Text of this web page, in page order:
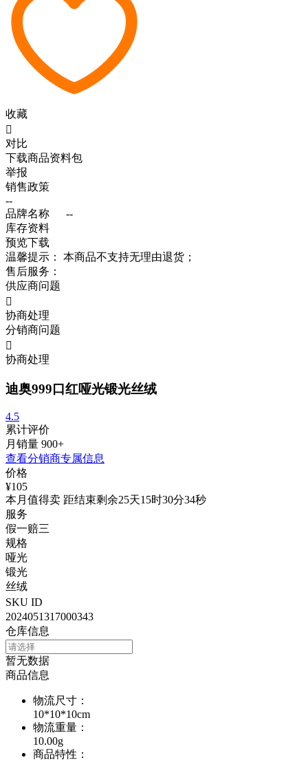
收藏

对比
下载商品资料包
举报
销售政策
--
品牌名称
--
库存资料
预览下载
温馨提示：
本商品不支持无理由退货；
售后服务：
供应商问题

协商处理
分销商问题

协商处理
迪奥999口红哑光锻光丝绒
4.5
累计评价
月销量 900+
查看分销商专属信息
价格
¥105
本月值得卖 距结束剩余25天15时30分34秒
服务
假一赔三
规格
哑光
锻光
丝绒
SKU ID
2024051317000343
仓库信息
暂无数据
商品信息
物流尺寸 ：
10*10*10cm
物流重量 ：
10.00g
商品特性 ：